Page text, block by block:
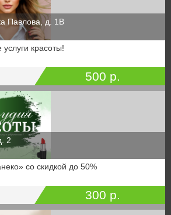
Павлова, д. 1В
красоты!
500 р.
2
со скидкой до 50%
300 р.